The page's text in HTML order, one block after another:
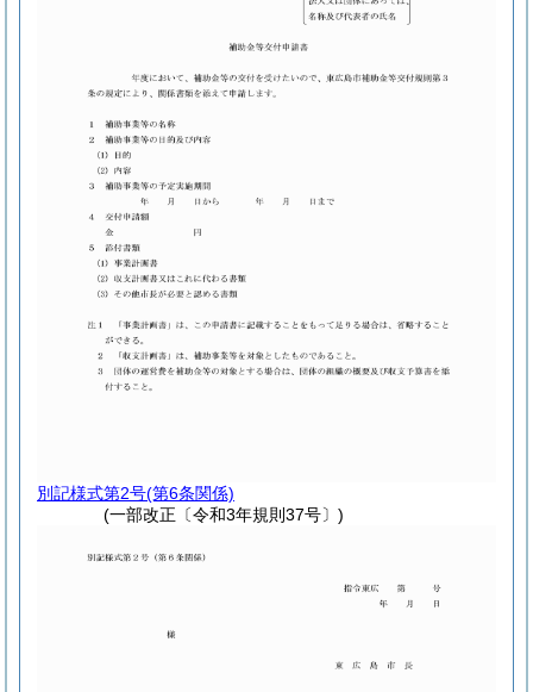
別記様式第2号(第6条関係)
(一部改正〔令和3年規則37号〕)